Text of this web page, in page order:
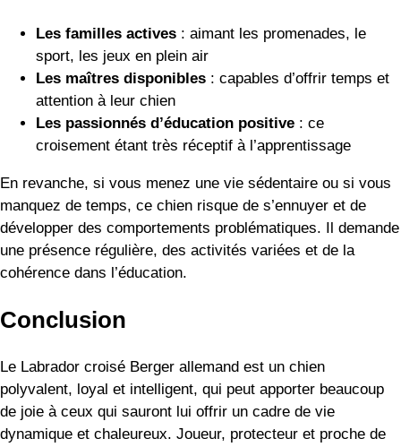
Les familles actives : aimant les promenades, le
sport, les jeux en plein air
Les maîtres disponibles : capables d’offrir temps et
attention à leur chien
Les passionnés d’éducation positive : ce
croisement étant très réceptif à l’apprentissage
En revanche, si vous menez une vie sédentaire ou si vous
manquez de temps, ce chien risque de s’ennuyer et de
développer des comportements problématiques. Il demande
une présence régulière, des activités variées et de la
cohérence dans l’éducation.
Conclusion
Le Labrador croisé Berger allemand est un chien
polyvalent, loyal et intelligent, qui peut apporter beaucoup
de joie à ceux qui sauront lui offrir un cadre de vie
dynamique et chaleureux. Joueur, protecteur et proche de